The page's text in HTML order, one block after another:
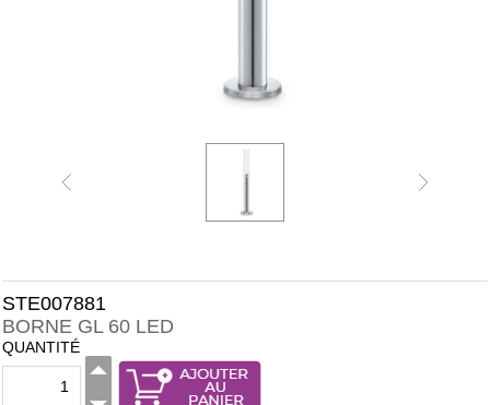
STE007881
BORNE GL 60 LED
QUANTITÉ